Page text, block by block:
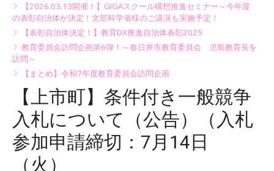
【2026.03.13開催！】GIGAスクール構想推進セミナー～今年度
の表彰自治体が決定！文部科学省様のご講演も実施予定！
【表彰自治体決定！】教育DX推進自治体表彰2025
教育委員会訪問企画第6弾！～春日井市教育委員会 児島教育長を
訪問～
【まとめ】令和7年度教育委員会訪問企画
【上市町】条件付き一般競争
入札について（公告）（入札
参加申請締切：7月14日
（火）